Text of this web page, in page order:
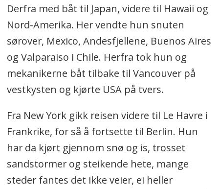
Derfra med båt til Japan, videre til Hawaii og
Nord-Amerika. Her vendte hun snuten
sørover, Mexico, Andesfjellene, Buenos Aires
og Valparaiso i Chile. Herfra tok hun og
mekanikerne båt tilbake til Vancouver på
vestkysten og kjørte USA på tvers.
Fra New York gikk reisen videre til Le Havre i
Frankrike, for så å fortsette til Berlin. Hun
har da kjørt gjennom snø og is, trosset
sandstormer og steikende hete, mange
steder fantes det ikke veier, ei heller